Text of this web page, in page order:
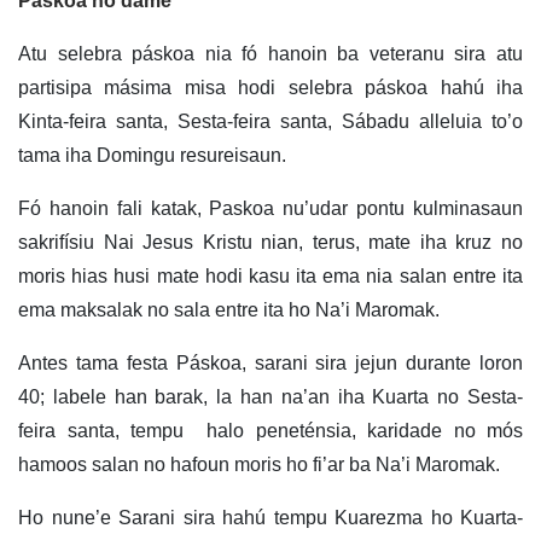
Atu selebra páskoa nia fó hanoin ba veteranu sira atu
partisipa másima misa hodi selebra páskoa hahú iha
Kinta-feira santa, Sesta-feira santa, Sábadu alleluia to’o
tama iha Domingu resureisaun.
Fó hanoin fali katak, Paskoa nu’udar pontu kulminasaun
sakrifísiu Nai Jesus Kristu nian, terus, mate iha kruz no
moris hias husi mate hodi kasu ita ema nia salan entre ita
ema maksalak no sala entre ita ho Na’i Maromak.
Antes tama festa Páskoa, sarani sira jejun durante loron
40; labele han barak, la han na’an iha Kuarta no Sesta-
feira santa, tempu halo peneténsia, karidade no mós
hamoos salan no hafoun moris ho fi’ar ba Na’i Maromak.
Ho nune’e Sarani sira hahú tempu Kuarezma ho Kuarta-